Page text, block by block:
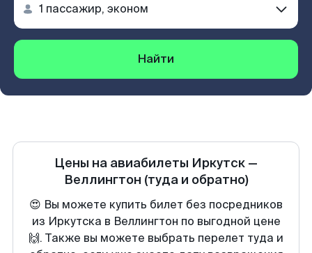
Найти
Цены на авиабилеты Иркутск —
Веллингтон (туда и обратно)
😍 Вы можете купить билет без посредников
из Иркутска в Веллингтон по выгодной цене
🙌. Также вы можете выбрать перелет туда и